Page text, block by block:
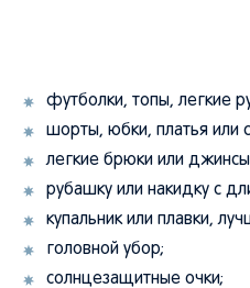
футболки, топы, легкие
шорты, юбки, платья или
легкие брюки или
рубашку или накидку с
купальник или плавки,
головной убор;
солнцезащитные очки;